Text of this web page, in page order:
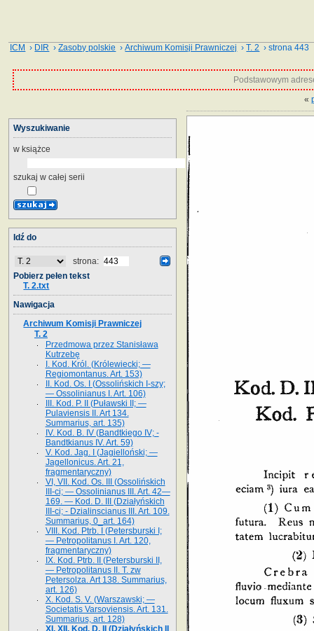
ICM › DIR ›Zasoby polskie ›Archiwum Komisji Prawniczej ›T. 2 › strona 443
Podstawowym
«
Wyszukiwanie
w książce
szukaj w całej serii
Idź do
strona:
Pobierz pełen tekst
T. 2.txt
Nawigacja
Archiwum Komisji Prawniczej
T. 2
Przedmowa przez Stanisława
Kutrzebę
I. Kod. Król. (Królewiecki; —
Regiomontanus. Art. 153)
II. Kod. Os. I (Ossolińskich I-szy;
— Ossolinianus I. Art. 106)
III. Kod. P. II (Puławski II; —
Pulaviensis II. Art 134.
Summarius, art. 135)
IV. Kod. B. IV (Bandtkiego IV; -
Bandtkianus IV. Art. 59)
V. Kod. Jag. I (Jagielloński; —
Jagellonicus. Art. 21,
fragmentaryczny)
VI, VII. Kod. Os. III (Ossolińskich
III-ci; — Ossolinianus III. Art. 42—
169. — Kod. D. III (Działyńskich
III-ci; - Dzialinscianus III. Art. 109.
Summarius, 0_art. 164)
VIII. Kod. Ptrb. I (Petersburski I;
— Petropolitanus I. Art. 120,
fragmentaryczny)
IX. Kod. Ptrb. II (Petersburski II,
— Petropolitanus II. T. zw
Petersolza. Art 138. Summarius,
art. 126)
X. Kod. S. V. (Warszawski; —
Societatis Varsoviensis. Art. 131.
Summarius, art. 128)
XI, XII. Kod. D. II (Działyńskich II